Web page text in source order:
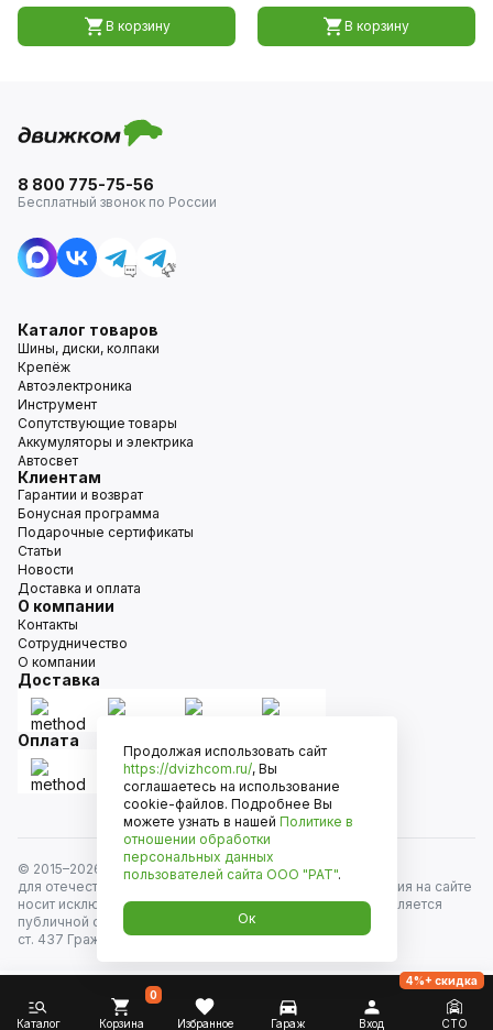
В корзину В корзину
8 800 775-75-56
Бесплатный звонок по России
Каталог товаров
Шины, диски, колпаки
Крепёж
Автоэлектроника
Инструмент
Сопутствующие товары
Аккумуляторы и электрика
Автосвет
Клиентам
Гарантии и возврат
Бонусная программа
Подарочные сертификаты
Статьи
Новости
Доставка и оплата
О компании
Контакты
Сотрудничество
О компании
Доставка
Оплата
© 2015–2026
Движком — сеть магазинов автозапчастей
для отечественных автомобилей и иномарок. Информация на сайте
носит исключительно информационный характер и не является
публичной офертой, определяемой положениями
ст. 437 Гражданского кодекса РФ. Все права защищены.
Каталог Корзина
0
Избранное Гараж Вход СТО
4%+ скидка
Продолжая использовать сайт
https://dvizhcom.ru/, Вы
соглашаетесь на использование
cookie-файлов. Подробнее Вы
можете узнать в нашей Политике в
отношении обработки
персональных данных
пользователей сайта ООО "РАТ".
Ок